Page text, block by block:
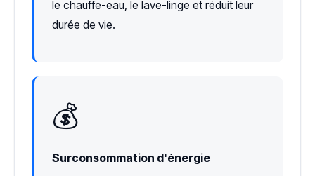
le chauffe-eau, le lave-linge et réduit leur
durée de vie.
💰
Surconsommation d'énergie